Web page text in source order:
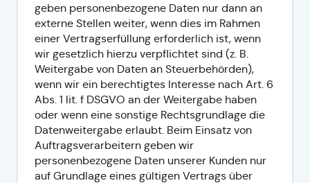
geben personenbezogene Daten nur dann an
externe Stellen weiter, wenn dies im Rahmen
einer Vertragserfüllung erforderlich ist, wenn
wir gesetzlich hierzu verpflichtet sind (z. B.
Weitergabe von Daten an Steuerbehörden),
wenn wir ein berechtigtes Interesse nach Art. 6
Abs. 1 lit. f DSGVO an der Weitergabe haben
oder wenn eine sonstige Rechtsgrundlage die
Datenweitergabe erlaubt. Beim Einsatz von
Auftragsverarbeitern geben wir
personenbezogene Daten unserer Kunden nur
auf Grundlage eines gültigen Vertrags über